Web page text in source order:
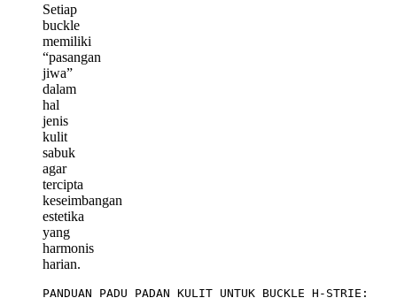
Setiap
buckle
memiliki
“pasangan
jiwa”
dalam
hal
jenis
kulit
sabuk
agar
tercipta
keseimbangan
estetika
yang
harmonis
harian.
PANDUAN PADU PADAN KULIT UNTUK BUCKLE H-STRIE: